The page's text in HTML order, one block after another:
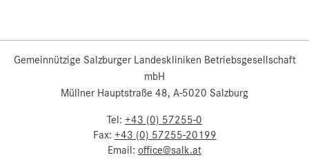
Gemeinnützige Salzburger Landeskliniken Betriebsgesellschaft
mbH
Müllner Hauptstraße 48, A-5020 Salzburg
Tel: +43 (0) 57255-0
Fax: +43 (0) 57255-20199
Email: office@salk.at